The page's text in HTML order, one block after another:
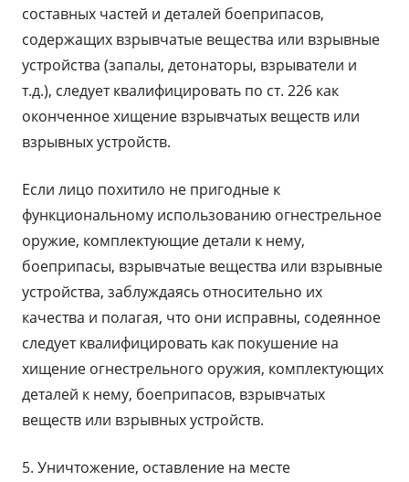
составных частей и деталей боеприпасов,
содержащих взрывчатые вещества или взрывные
устройства (запалы, детонаторы, взрыватели и
т.д.), следует квалифицировать по ст. 226 как
оконченное хищение взрывчатых веществ или
взрывных устройств.
Если лицо похитило не пригодные к
функциональному использованию огнестрельное
оружие, комплектующие детали к нему,
боеприпасы, взрывчатые вещества или взрывные
устройства, заблуждаясь относительно их
качества и полагая, что они исправны, содеянное
следует квалифицировать как покушение на
хищение огнестрельного оружия, комплектующих
деталей к нему, боеприпасов, взрывчатых
веществ или взрывных устройств.
5. Уничтожение, оставление на месте